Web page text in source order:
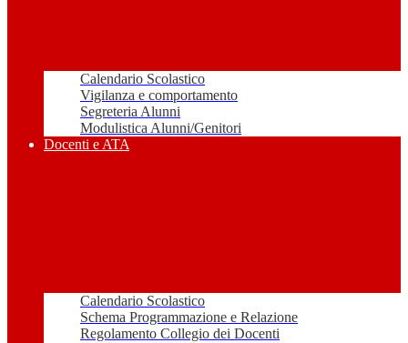
Calendario Scolastico
Vigilanza e comportamento
Segreteria Alunni
Modulistica Alunni/Genitori
Docenti e ATA
Calendario Scolastico
Schema Programmazione e Relazione
Regolamento Collegio dei Docenti